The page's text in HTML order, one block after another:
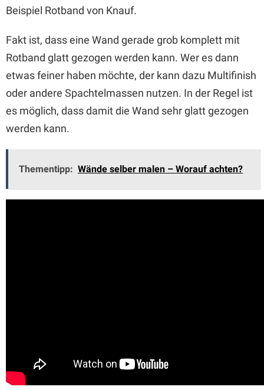
Beispiel Rotband von Knauf.
Fakt ist, dass eine Wand gerade grob komplett mit
Rotband glatt gezogen werden kann. Wer es dann
etwas feiner haben möchte, der kann dazu Multifinish
oder andere Spachtelmassen nutzen. In der Regel ist
es möglich, dass damit die Wand sehr glatt gezogen
werden kann.
Thementipp: Wände selber malen – Worauf achten?